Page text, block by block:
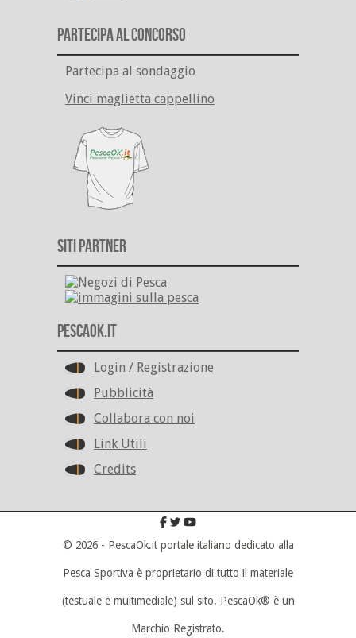
Partecipa al Concorso
Partecipa al sondaggio
Vinci maglietta cappellino
Siti Partner
PescaOk.it
Login / Registrazione
Pubblicità
Collabora con noi
Link Utili
Credits
© 2026 - PescaOk.it portale italiano dedicato alla
Pesca Sportiva è proprietario di tutto il materiale
(testuale e multimediale) sul sito. PescaOk® è un
Marchio Registrato.